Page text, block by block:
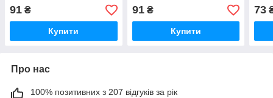
91 ₴
Купити
91₴
Купити
73
Про нас
100% позитивних з 207 відгуків за рік